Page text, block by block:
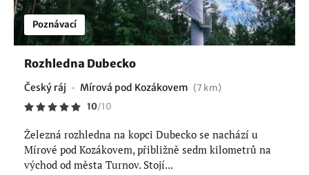
Poznávací
Rozhledna Dubecko
Český ráj Mírová pod Kozákovem (7 km)
10/10
Železná rozhledna na kopci Dubecko se nachází u
Mírové pod Kozákovem, přibližně sedm kilometrů na
východ od města Turnov. Stojí...